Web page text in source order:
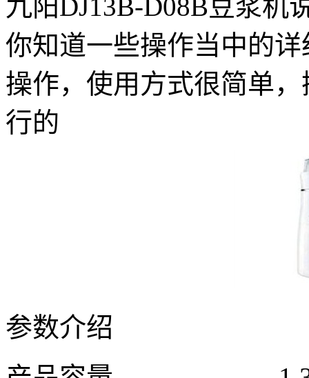
九阳DJ13B-D08B豆浆机
你知道一些操作当中的
操作，使用方式很简单
行的
参数介绍